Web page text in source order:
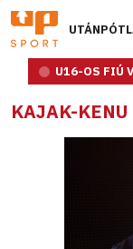
U16-OS FIÚ
KAJAK-KENU